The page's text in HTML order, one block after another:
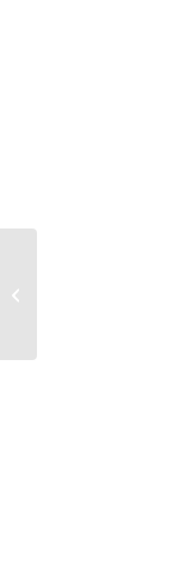
TIClawyers
2.0 junto con el